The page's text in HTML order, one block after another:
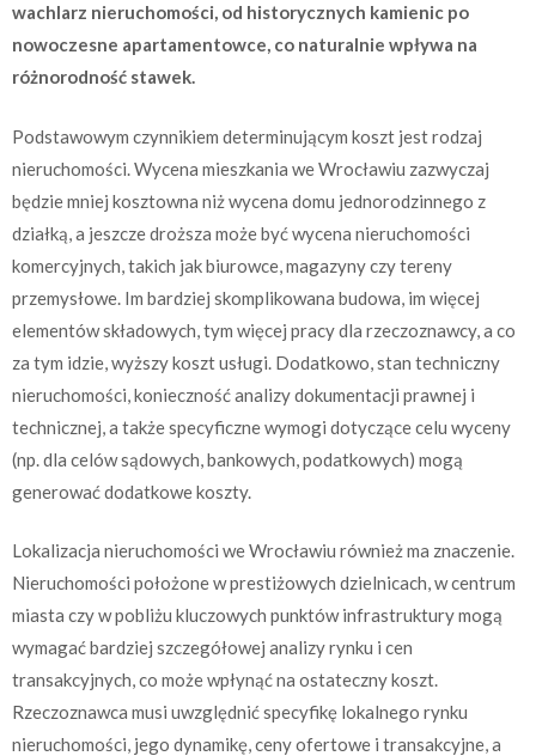
wachlarz nieruchomości, od historycznych kamienic po
nowoczesne apartamentowce, co naturalnie wpływa na
różnorodność stawek.
Podstawowym czynnikiem determinującym koszt jest rodzaj
nieruchomości. Wycena mieszkania we Wrocławiu zazwyczaj
będzie mniej kosztowna niż wycena domu jednorodzinnego z
działką, a jeszcze droższa może być wycena nieruchomości
komercyjnych, takich jak biurowce, magazyny czy tereny
przemysłowe. Im bardziej skomplikowana budowa, im więcej
elementów składowych, tym więcej pracy dla rzeczoznawcy, a co
za tym idzie, wyższy koszt usługi. Dodatkowo, stan techniczny
nieruchomości, konieczność analizy dokumentacji prawnej i
technicznej, a także specyficzne wymogi dotyczące celu wyceny
(np. dla celów sądowych, bankowych, podatkowych) mogą
generować dodatkowe koszty.
Lokalizacja nieruchomości we Wrocławiu również ma znaczenie.
Nieruchomości położone w prestiżowych dzielnicach, w centrum
miasta czy w pobliżu kluczowych punktów infrastruktury mogą
wymagać bardziej szczegółowej analizy rynku i cen
transakcyjnych, co może wpłynąć na ostateczny koszt.
Rzeczoznawca musi uwzględnić specyfikę lokalnego rynku
nieruchomości, jego dynamikę, ceny ofertowe i transakcyjne, a